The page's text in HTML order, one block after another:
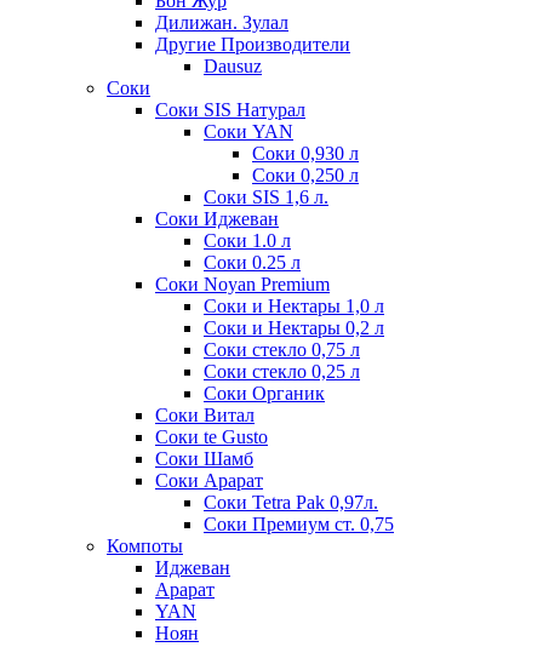
Дилижан. Зулал
Другие Производители
Dausuz
Соки
Соки SIS Натурал
Соки YAN
Соки 0,930 л
Соки 0,250 л
Соки SIS 1,6 л.
Соки Иджеван
Соки 1.0 л
Соки 0.25 л
Соки Noyan Premium
Соки и Нектары 1,0 л
Соки и Нектары 0,2 л
Соки стекло 0,75 л
Соки стекло 0,25 л
Соки Органик
Соки Витал
Соки te Gusto
Соки Шамб
Соки Арарат
Соки Tetra Pak 0,97л.
Соки Премиум ст. 0,75
Компоты
Иджеван
Арарат
YAN
Ноян